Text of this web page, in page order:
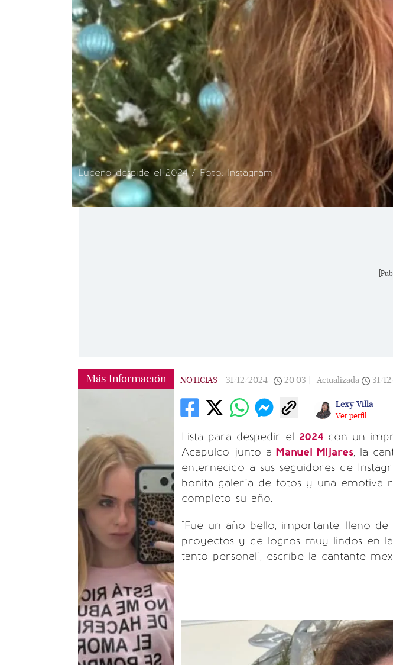
Lucero despide el 2024 / Foto: Instagram
Más Información NOTICIAS 31/12/2024 20:03 Actualizada 31/
Lexy Villa
Ver perfil
Lista para despedir el 2024 con un
Acapulco junto a Manuel Mijares, la
enternecido a sus seguidores de
bonita galería de fotos y una emotiva
completo su año.
"Fue un año bello, importante, lleno de
proyectos y de logros muy lindos en
tanto personal", escribe la cantante